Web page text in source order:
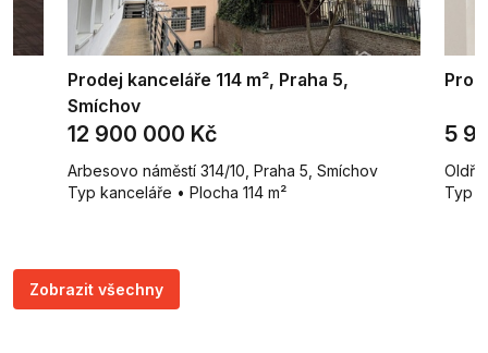
Prodej kanceláře 114 m², Praha 5,
Smíchov
12 900 000 Kč
Arbesovo náměstí 314/10, Praha 5, Smíchov
Typ kanceláře • Plocha 114 m²
5
Typ
Zobrazit všechny